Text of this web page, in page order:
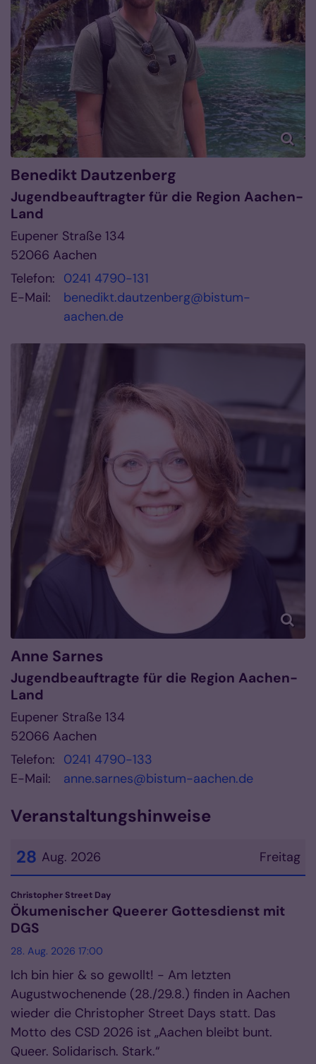
Benedikt Dautzenberg
Jugendbeauftragter für die Region Aachen-
Land
Eupener Straße 134
52066 Aachen
Telefon: 0241 4790-131
E-Mail:
benedikt.dautzenberg@bistum-
aachen.de
Anne Sarnes
Jugendbeauftragte für die Region Aachen-
Land
Eupener Straße 134
52066 Aachen
Telefon: 0241 4790-133
E-Mail:
anne.sarnes@bistum-aachen.de
Veranstaltungshinweise
Freitag
28 Aug. 2026
Datum: 28. August 2026
Christopher Street Day
Ökumenischer Queerer Gottesdienst mit
DGS
28. Aug. 2026 17:00
Ich bin hier & so gewollt! - Am letzten
Augustwochenende (28./29.8.) finden in Aachen
wieder die Christopher Street Days statt. Das
Motto des CSD 2026 ist „Aachen bleibt bunt.
Queer. Solidarisch. Stark.“